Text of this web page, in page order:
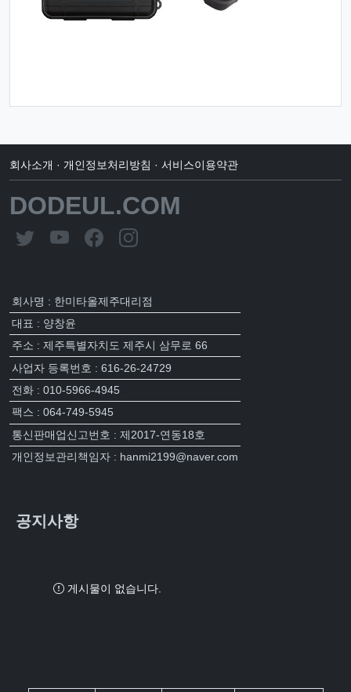
회사소개 · 개인정보처리방침 · 서비스이용약관
DODEUL.COM
회사명 : 한미타올제주대리점
대표 : 양창윤
주소 : 제주특별자치도 제주시 삼무로 66
사업자 등록번호 : 616-26-24729
전화 : 010-5966-4945
팩스 : 064-749-5945
통신판매업신고번호 : 제2017-연동18호
개인정보관리책임자 : hanmi2199@naver.com
공지사항
게시물이 없습니다.